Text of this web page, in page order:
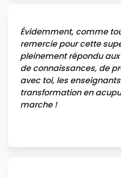
Évidemment, comme
remercie pour cette
pleinement répondu
de connaissances, de
avec toi, les
transformation en
marche !